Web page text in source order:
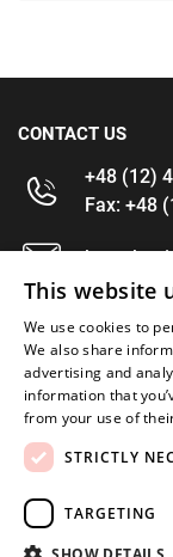
CONTACT US
+48 (12)
Fax: +48
INFORMATIONS
OFFER
MY ACCOUNT
FOLLOW US
This website
We use cookies to
We also share
advertising and
information that
from your use of
STRICTLY
TARGETING